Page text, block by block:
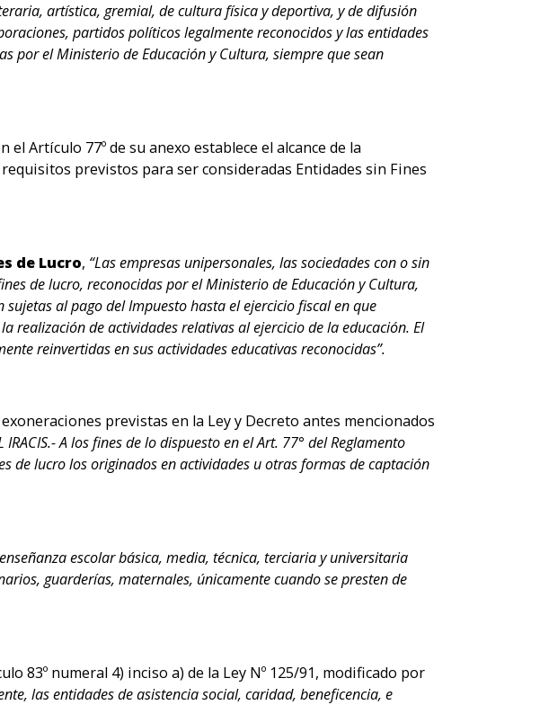
artística, gremial, de cultura física y deportiva, y de difusión
partidos políticos legalmente reconocidos y las entidades
por el Ministerio de Educación y Cultura, siempre que sean
Artículo 77º de su anexo establece el alcance de la
previstos para ser consideradas Entidades sin Fines
de Lucro, “Las empresas unipersonales, las sociedades con o sin
de lucro, reconocidas por el Ministerio de Educación y Cultura,
al pago del Impuesto hasta el ejercicio fiscal en que
realización de actividades relativas al ejercicio de la educación. El
reinvertidas en sus actividades educativas reconocidas”.
previstas en la Ley y Decreto antes mencionados
IRACIS.- A los fines de lo dispuesto en el Art. 77° del Reglamento
de lucro los originados en actividades u otras formas de captación
escolar básica, media, técnica, terciaria y universitaria
guarderías, maternales, únicamente cuando se presten de
83º numeral 4) inciso a) de la Ley Nº 125/91, modificado por
las entidades de asistencia social, caridad, beneficencia, e